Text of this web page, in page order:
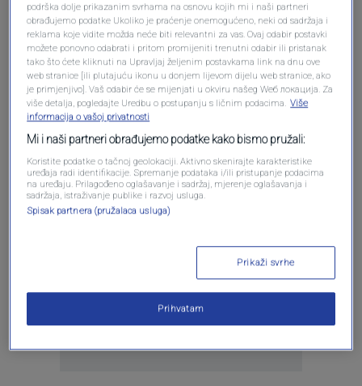
Oglas
podrška dolje prikazanim svrhama na osnovu kojih mi i naši partneri
obrađujemo podatke Ukoliko je praćenje onemogućeno, neki od sadržaja i
reklama koje vidite možda neće biti relevantni za vas. Ovaj odabir postavki
možete ponovno odabrati i pritom promijeniti trenutni odabir ili pristanak
tako što ćete kliknuti na Upravljaj željenim postavkama link na dnu ove
web stranice [ili plutajuću ikonu u donjem lijevom dijelu web stranice, ako
je primjenjivo]. Vaš odabir će se mijenjati u okviru našeg Wеб локација. Za
više detalja, pogledajte Uredbu o postupanju s ličnim podacima. Više
informacija o vašoj privatnosti
Mi i naši partneri obrađujemo podatke kako bismo pružali:
Koristite podatke o tačnoj geolokaciji. Aktivno skenirajte karakteristike
uređaja radi identifikacije. Spremanje podataka i/ili pristupanje podacima
na uređaju. Prilagođeno oglašavanje i sadržaj, mjerenje oglašavanja i
sadržaja, istraživanje publike i razvoj usluga.
Spisak partnera (pružalaca usluga)
Prikaži svrhe
Prihvatam